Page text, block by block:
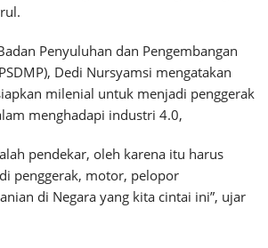
Penyuluhan dan Pengembangan
Dedi Nursyamsi mengatakan
milenial untuk menjadi penggerak
menghadapi industri 4.0,
pendekar, oleh karena itu harus
penggerak, motor, pelopor
di Negara yang kita cintai ini”, ujar